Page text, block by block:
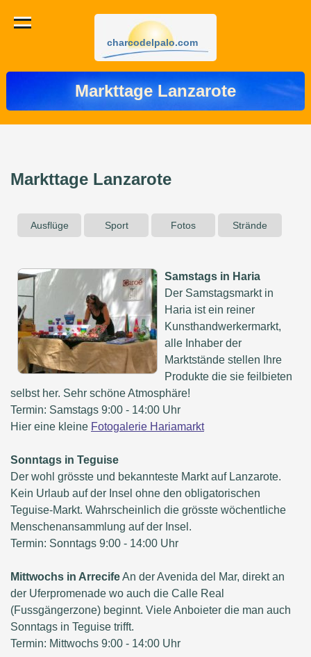
charcodelpalo.com
Markttage Lanzarote
Markttage Lanzarote
Ausflüge Sport Fotos Strände
Samstags in Haria
Der Samstagsmarkt in
Haria ist ein reiner
Kunsthandwerkermarkt,
alle Inhaber der
Marktstände stellen Ihre
Produkte die sie feilbieten
selbst her. Sehr schöne Atmosphäre!
Termin: Samstags 9:00 - 14:00 Uhr
Hier eine kleine Fotogalerie Hariamarkt
Sonntags in Teguise
Der wohl grösste und bekannteste Markt auf Lanzarote.
Kein Urlaub auf der Insel ohne den obligatorischen
Teguise-Markt. Wahrscheinlich die grösste wöchentliche
Menschenansammlung auf der Insel.
Termin: Sonntags 9:00 - 14:00 Uhr
Mittwochs in ArrecifeAn der Avenida del Mar, direkt an
der Uferpromenade wo auch die Calle Real
(Fussgängerzone) beginnt. Viele Anboieter die man auch
Sonntags in Teguise trifft.
Termin: Mittwochs 9:00 - 14:00 Uhr